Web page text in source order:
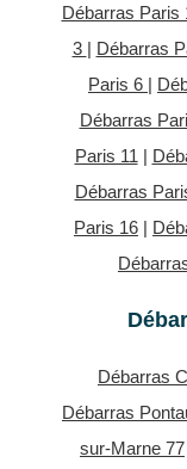
Débarras Paris
3 | Débarras
Paris 6 |
Débarras
Paris 11 |
Débarras
Paris 16 |
Débarras
Débarras
sur-Marne 77